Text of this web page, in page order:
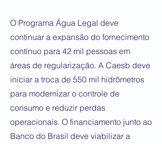
O Programa Água Legal deve
continuar a expansão do fornecimento
contínuo para 42 mil pessoas em
áreas de regularização. A Caesb deve
iniciar a troca de 550 mil hidrômetros
para modernizar o controle de
consumo e reduzir perdas
operacionais. O financiamento junto ao
Banco do Brasil deve viabilizar a